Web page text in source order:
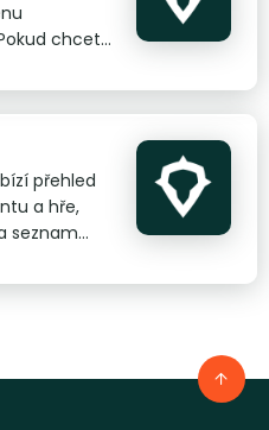
chcete
přehled
a hře,
seznam